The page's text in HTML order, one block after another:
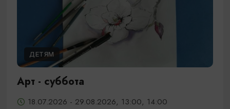
ДЕТЯМ
Арт - суббота
18.07.2026 - 29.08.2026, 13:00, 14:00